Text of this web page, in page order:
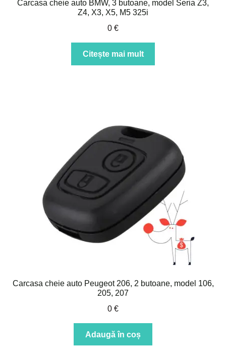
Carcasa cheie auto BMW, 3 butoane, model Seria Z3,
Z4, X3, X5, M5 325i
0 €
Citește mai mult
Carcasa cheie auto Peugeot 206, 2 butoane, model 106,
205, 207
0 €
Adaugă în coș